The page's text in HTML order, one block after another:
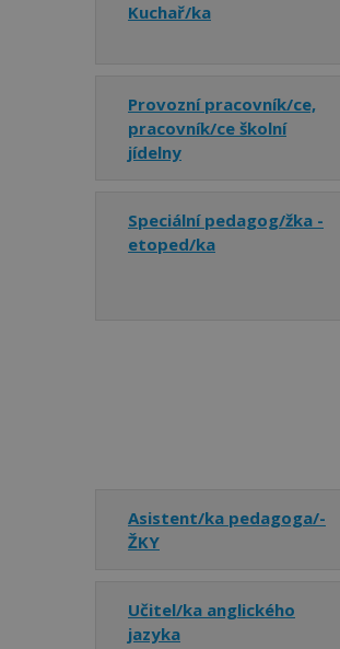
Kuchař/ka
Provozní pracovník/ce,
pracovník/ce školní
jídelny
Speciální pedagog/žka -
etoped/ka
Asistent/ka pedagoga/-
ŽKY
Učitel/ka anglického
jazyka